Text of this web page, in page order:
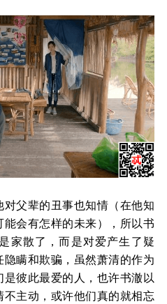
父辈的丑事也知情（在他知
会有怎样的未来），所以书
家散了，而是对爱产生了疑
瞒和欺骗，虽然萧清的作为
彼此最爱的人，也许书澈以
主动，或许他们真的就相忘